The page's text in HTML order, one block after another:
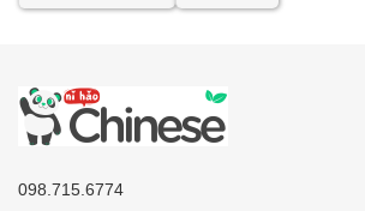
098.715.6774